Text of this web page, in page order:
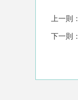
上一則：
下一則：